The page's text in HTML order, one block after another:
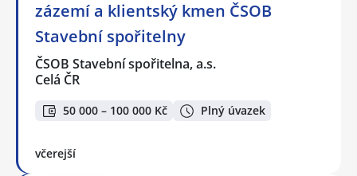
zázemí a klientský kmen ČSOB
Stavební spořitelny
ČSOB Stavební spořitelna, a.s.
Celá ČR
50 000 – 100 000 Kč Plný úvazek
včerejší